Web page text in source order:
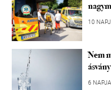
10
Nem
6 NAPJA